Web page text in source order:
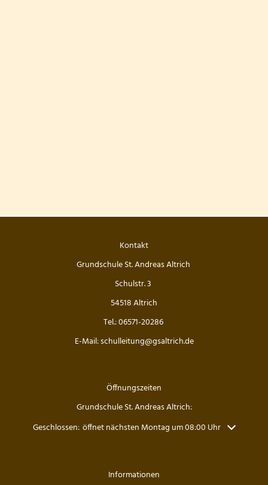
Kontakt
Grundschule St. Andreas Altrich
Schulstr. 3
54518 Altrich
Tel.: 06571-20286
E-Mail: schulleitung@gsaltrich.de
Öffnungszeiten
Grundschule St. Andreas Altrich:
Klicken, um weitere Öffnungs- oder Schließzeiten auszublenden
Geschlossen: öffnet nächsten Montag um 08:00 Uhr
Informationen